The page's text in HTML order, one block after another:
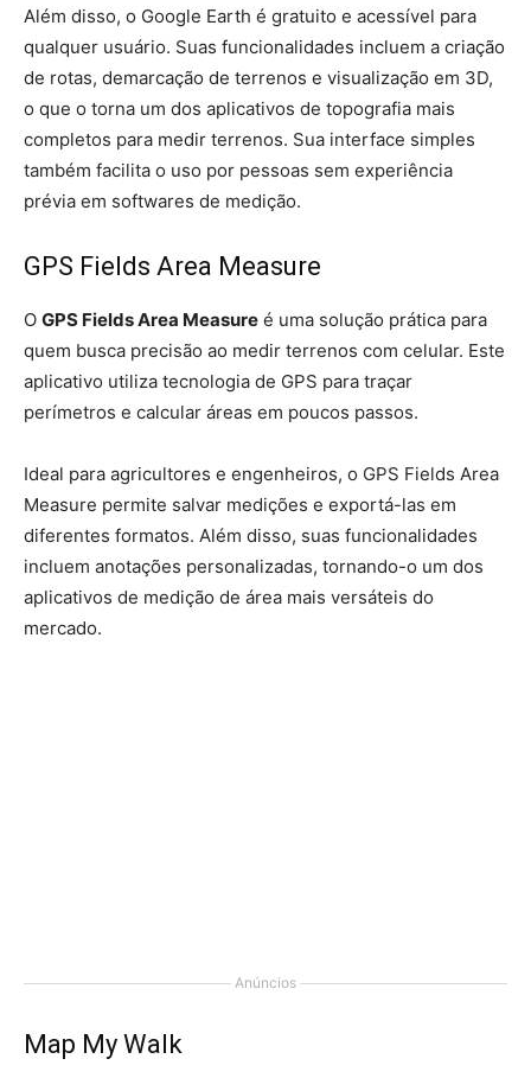
Além disso, o Google Earth é gratuito e acessível para
qualquer usuário. Suas funcionalidades incluem a criação
de rotas, demarcação de terrenos e visualização em 3D,
o que o torna um dos aplicativos de topografia mais
completos para medir terrenos. Sua interface simples
também facilita o uso por pessoas sem experiência
prévia em softwares de medição.
GPS Fields Area Measure
O GPS Fields Area Measure é uma solução prática para
quem busca precisão ao medir terrenos com celular. Este
aplicativo utiliza tecnologia de GPS para traçar
perímetros e calcular áreas em poucos passos.
Ideal para agricultores e engenheiros, o GPS Fields Area
Measure permite salvar medições e exportá-las em
diferentes formatos. Além disso, suas funcionalidades
incluem anotações personalizadas, tornando-o um dos
aplicativos de medição de área mais versáteis do
mercado.
Anúncios
Map My Walk